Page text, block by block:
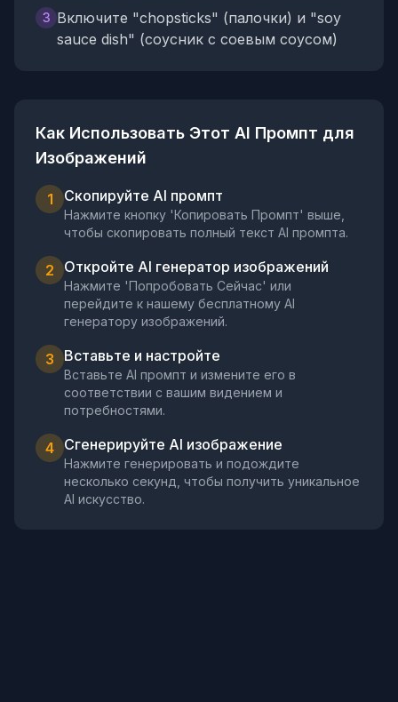
3 Включите "chopsticks" (палочки) и "soy
sauce dish" (соусник с соевым соусом)
Как Использовать Этот AI Промпт для
Изображений
1 Скопируйте AI промпт
Нажмите кнопку 'Копировать Промпт' выше,
чтобы скопировать полный текст AI промпта.
2 Откройте AI генератор изображений
Нажмите 'Попробовать Сейчас' или
перейдите к нашему бесплатному AI
генератору изображений.
3 Вставьте и настройте
Вставьте AI промпт и измените его в
соответствии с вашим видением и
потребностями.
4 Сгенерируйте AI изображение
Нажмите генерировать и подождите
несколько секунд, чтобы получить уникальное
AI искусство.